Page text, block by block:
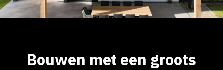
Bouwen met een groots